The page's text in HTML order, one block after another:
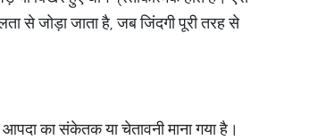
जोड़ा जाता है, जब जिंदगी पूरी तरह से
का संकेतक या चेतावनी माना गया है।